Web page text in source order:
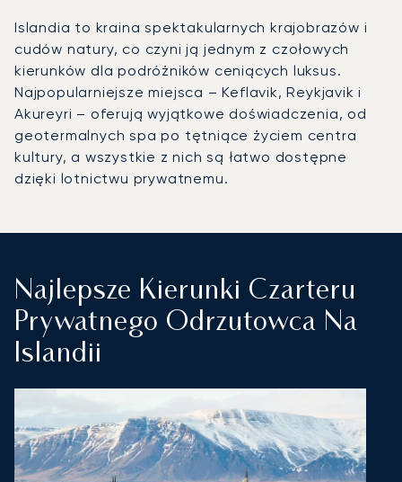
Islandia to kraina spektakularnych krajobrazów i
cudów natury, co czyni ją jednym z czołowych
kierunków dla podróżników ceniących luksus.
Najpopularniejsze miejsca – Keflavik, Reykjavik i
Akureyri – oferują wyjątkowe doświadczenia, od
geotermalnych spa po tętniące życiem centra
kultury, a wszystkie z nich są łatwo dostępne
dzięki lotnictwu prywatnemu.
Najlepsze Kierunki Czarteru
Prywatnego Odrzutowca Na
Islandii